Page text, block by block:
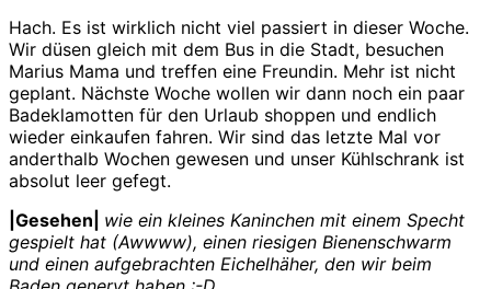
Hach. Es ist wirklich nicht viel passiert in dieser Woche.
Wir düsen gleich mit dem Bus in die Stadt, besuchen
Marius Mama und treffen eine Freundin. Mehr ist nicht
geplant. Nächste Woche wollen wir dann noch ein paar
Badeklamotten für den Urlaub shoppen und endlich
wieder einkaufen fahren. Wir sind das letzte Mal vor
anderthalb Wochen gewesen und unser Kühlschrank ist
absolut leer gefegt.
|Gesehen| wie ein kleines Kaninchen mit einem Specht
gespielt hat (Awwww), einen riesigen Bienenschwarm
und einen aufgebrachten Eichelhäher, den wir beim